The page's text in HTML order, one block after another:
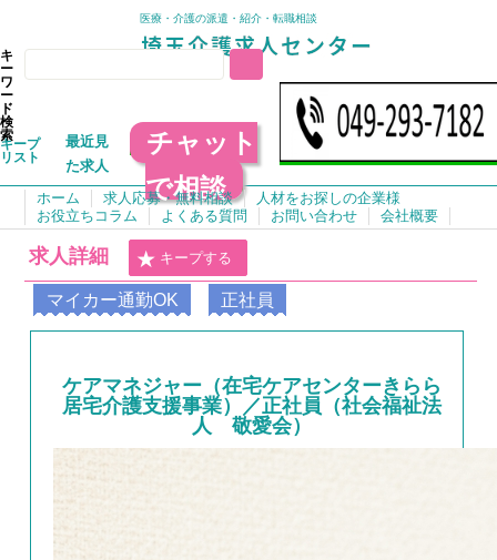
医療・介護の派遣・紹介・転職相談
キ
ー
ワ
ー
ド
検
索
キープ
リスト
最近見
た求人
チャット
で相談
ホーム 求人応募・無料相談
人材をお探しの企業様
お役立ちコラム
よくある質問 お問い合わせ 会社概要
求人詳細 キープする
マイカー通勤OK 正社員
ケアマネジャー（在宅ケアセンターきらら
居宅介護支援事業）／正社員（社会福祉法
人 敬愛会）